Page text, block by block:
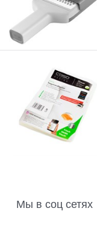
Мы в соц сетях